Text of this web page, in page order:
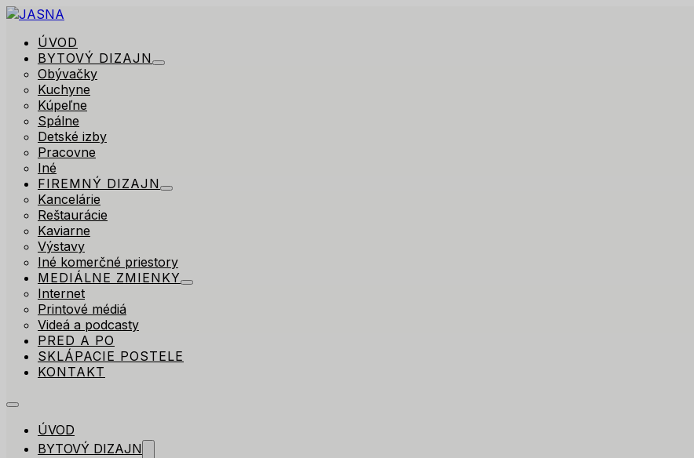
ÚVOD
BYTOVÝ DIZAJN
Obývačky
Kuchyne
Kúpeľne
Spálne
Detské izby
Pracovne
Iné
FIREMNÝ DIZAJN
Kancelárie
Reštaurácie
Kaviarne
Výstavy
Iné komerčné priestory
MEDIÁLNE ZMIENKY
Internet
Printové médiá
Videá a podcasty
PRED A PO
SKLÁPACIE POSTELE
KONTAKT
ÚVOD
BYTOVÝ DIZAJN